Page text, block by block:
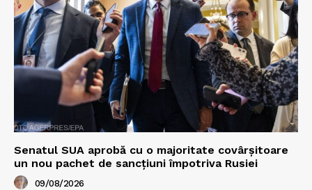
Senatul SUA aprobă cu o majoritate covârșitoare
un nou pachet de sancțiuni împotriva Rusiei
09/08/2026